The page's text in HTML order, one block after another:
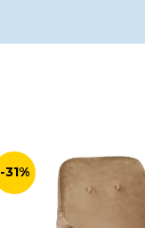
-31%